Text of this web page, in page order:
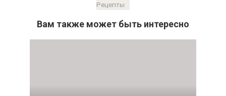
Рецепты
Вам также может быть интересно